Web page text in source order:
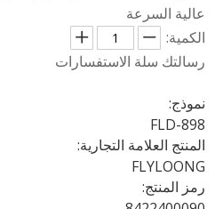
عالية السرعة
الكمية:
رسالتك سلة الاستفسارات
نموذج:
FLD-898
المنتج العلامة التجارية:
FLYLOONG
رمز المنتج: